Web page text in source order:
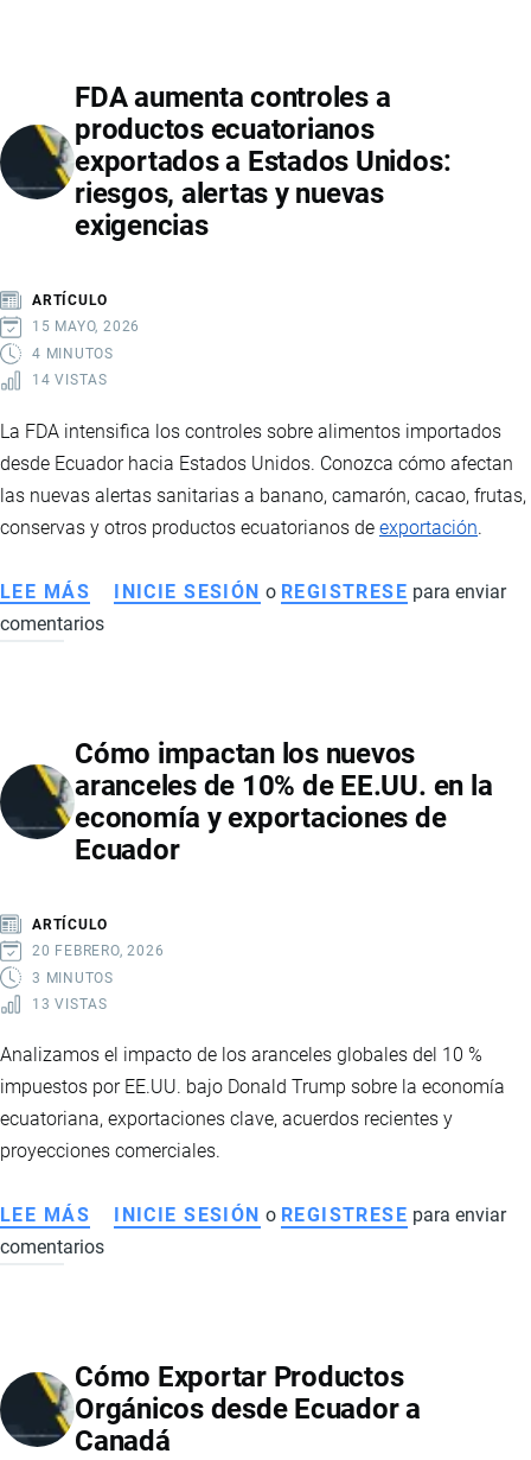
DE
EXPORTACIÓN
DE
UN
PRODUCTO
FDA aumenta controles a
productos ecuatorianos
exportados a Estados Unidos:
riesgos, alertas y nuevas
exigencias
ARTÍCULO
15 MAYO, 2026
4 MINUTOS
14 VISTAS
La FDA intensifica los controles sobre alimentos importados
desde Ecuador hacia Estados Unidos. Conozca cómo afectan
las nuevas alertas sanitarias a banano, camarón, cacao, frutas,
conservas y otros productos ecuatorianos de exportación.
LEE MÁS SOBRE
FDA
PRODUCTOS
ECUATORIANOS
EXPORTADOS
A
RIESGOS,
ALERTAS
Y
EXIGENCIAS
INICIE SESIÓN o REGISTRESE para enviar
comentarios
Cómo impactan los nuevos
aranceles de 10% de EE.UU. en la
economía y exportaciones de
Ecuador
ARTÍCULO
20 FEBRERO, 2026
3 MINUTOS
13 VISTAS
Analizamos el impacto de los aranceles globales del 10 %
impuestos por EE.UU. bajo Donald Trump sobre la economía
ecuatoriana, exportaciones clave, acuerdos recientes y
proyecciones comerciales.
LEE MÁS SOBRE
CÓMO
ARANCELES
DE
10%
INICIE SESIÓN o REGISTRESE para enviar
comentarios
Cómo Exportar Productos
Orgánicos desde Ecuador a
Canadá